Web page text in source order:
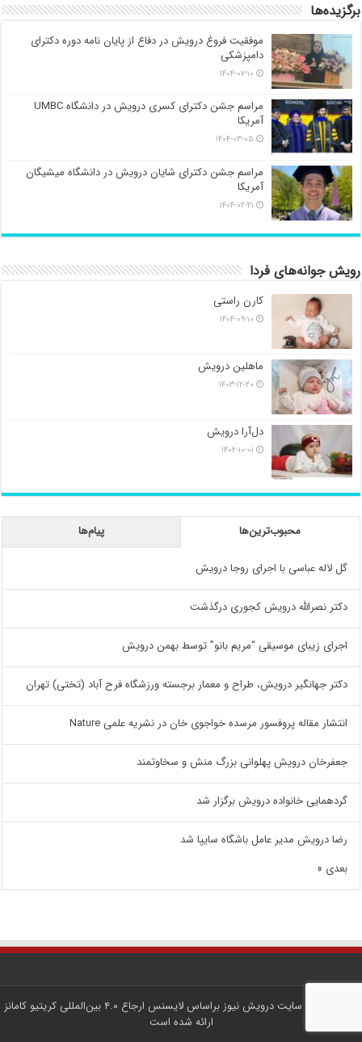
برگزیده‌ها
موفقیت فروغ درویش در دفاع از پایان نامه دوره دکترای
دامپزشکی
۱۴۰۴-۰۷-۱۰
مراسم جشن دکترای کسری درویش در دانشگاه UMBC
آمریکا
۱۴۰۴-۰۳-۰۵
مراسم جشن دکترای شایان درویش در دانشگاه میشیگان
آمریکا
۱۴۰۴-۰۲-۲۱
رویش جوانه‌های فردا
کارن راستی
۱۴۰۴-۰۹-۱۰
ماهلین درویش
۱۴۰۳-۱۲-۲۰
دل‌آرا درویش
۱۴۰۲-۱۰-۰۱
محبوب‌ترین‌ها پیام‌ها
گل لاله عباسی با اجرای روجا درویش
دکتر نصرالله درویش کجوری درگذشت
اجرای زیبای موسیقی “مریم بانو” توسط بهمن درویش
دکتر جهانگیر درویش، طراح و معمار برجسته ورزشگاه فرح آباد (تختی) تهران
انتشار مقاله پروفسور مرسده خواجوی خان در نشریه علمی Nature
جعفرخان درویش پهلوانی بزرگ منش و سخاوتمند
گردهمایی خانواده درویش برگزار شد
رضا درویش مدیر عامل باشگاه سایپا شد
بعدی »
کلیه محتوای سایتدرویش نیوزبراساس لایسنس ارجاع ۴.۰ بین‌المللی کریتیو کامانز
ارائه شده است